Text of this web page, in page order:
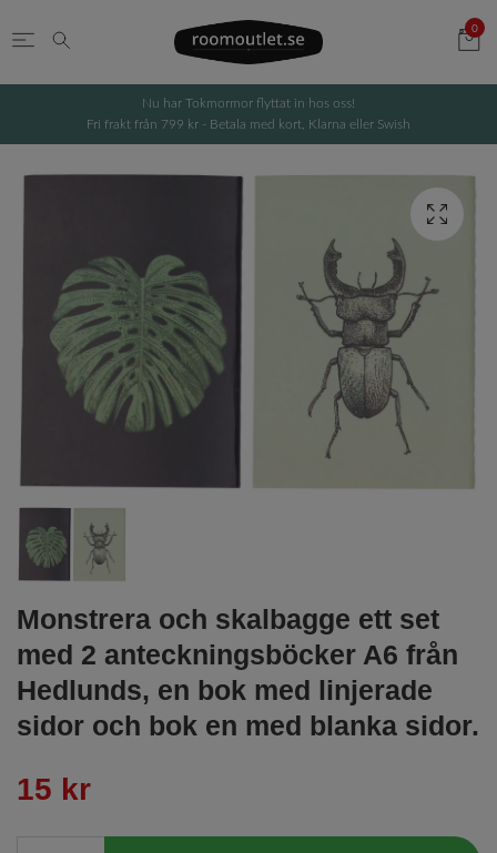
0
Nu har Tokmormor flyttat in hos oss!
Fri frakt från 799 kr - Betala med kort, Klarna eller Swish
Monstrera och skalbagge ett set
med 2 anteckningsböcker A6 från
Hedlunds, en bok med linjerade
sidor och bok en med blanka sidor.
15 kr